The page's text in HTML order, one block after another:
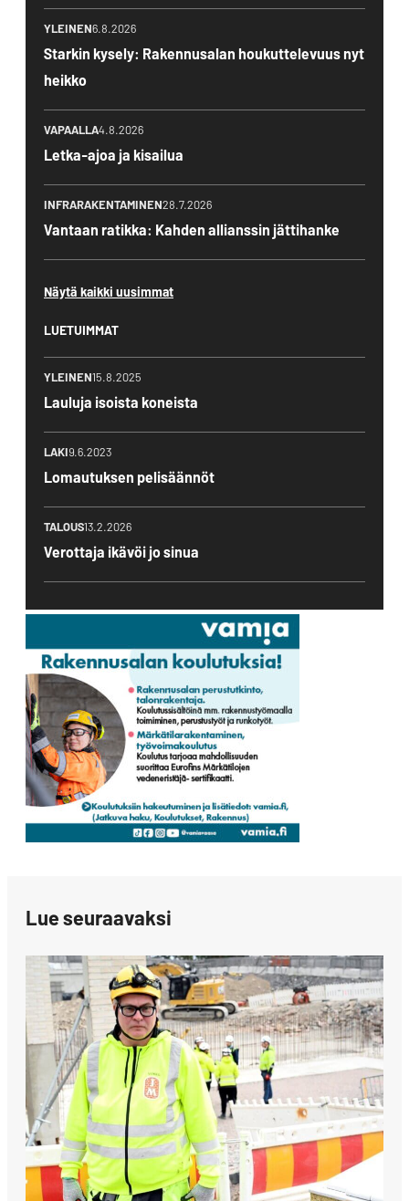
YLEINEN6.8.2026
Starkin kysely: Rakennusalan houkuttelevuus nyt
heikko
VAPAALLA4.8.2026
Letka-ajoa ja kisailua
INFRARAKENTAMINEN28.7.2026
Vantaan ratikka: Kahden allianssin jättihanke
Näytä kaikki uusimmat
LUETUIMMAT
YLEINEN15.8.2025
Lauluja isoista koneista
LAKI9.6.2023
Lomautuksen pelisäännöt
TALOUS13.2.2026
Verottaja ikävöi jo sinua
Lue seuraavaksi